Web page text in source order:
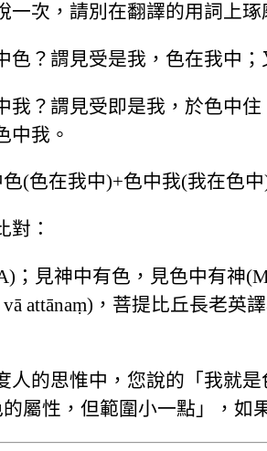
一次，請別在翻譯的用詞上
色？謂見受是我，色在我中
我？謂見受即是我，於色中
中我。
(色在我中)+色中我(我在色
對：
；見神中有色，見色中有神
vā attānaṃ)，菩提比丘長老英
人的思惟中，您說的「我就
屬性，但範圍小一點」，如